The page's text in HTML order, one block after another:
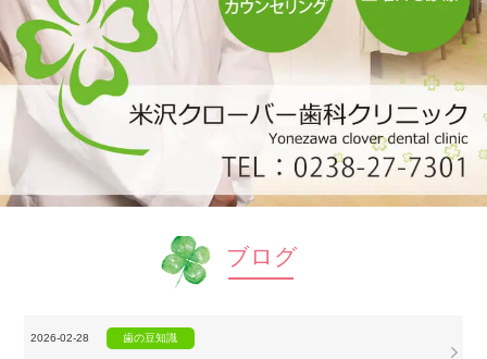
ブログ
2026-02-28 歯の豆知識